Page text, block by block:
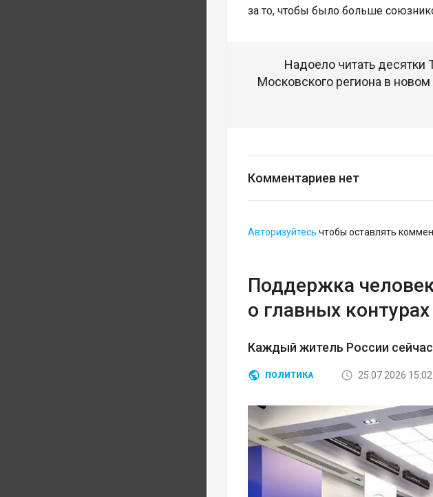
за то, чтобы было больше
Надоело читать
Московского региона в
Комментариев нет
Авторизуйтесь чтобы оставлять
Поддержка
о главных
Каждый житель России
ПОЛИТИКА 25.07.2026 15:02